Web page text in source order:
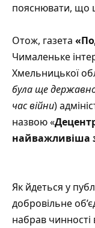
пояснювати, що
Отож, газета
Чималеньке
Хмельницької
була ще
час війни)
назвою «
найважливіша
Як йдеться у
добровільне
набрав чинності